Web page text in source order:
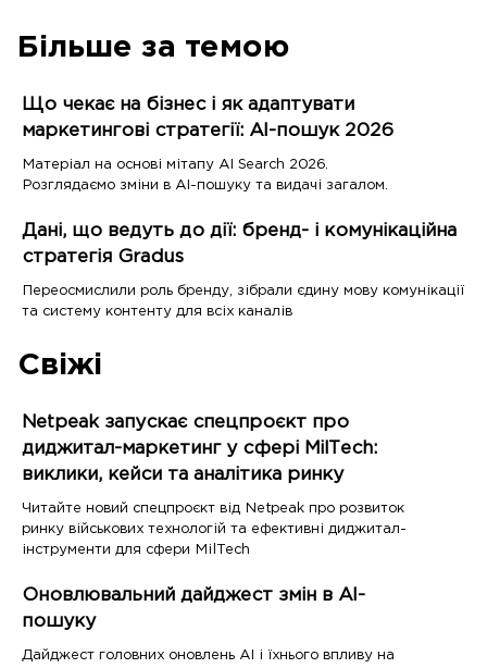
Більше за темою
Що чекає на бізнес і як адаптувати
маркетингові стратегії: AI-пошук 2026
Матеріал на основі мітапу AI Search 2026.
Розглядаємо зміни в AI-пошуку та видачі загалом.
Дані, що ведуть до дії: бренд- і комунікаційна
стратегія Gradus
Переосмислили роль бренду, зібрали єдину мову комунікації
та систему контенту для всіх каналів
Свіжі
Netpeak запускає спецпроєкт про
диджитал-маркетинг у сфері MilTech:
виклики, кейси та аналітика ринку
Читайте новий спецпроєкт від Netpeak про розвиток
ринку військових технологій та ефективні диджитал-
інструменти для сфери MilTech
Оновлювальний дайджест змін в AI-
пошуку
Дайджест головних оновлень AI і їхнього впливу на